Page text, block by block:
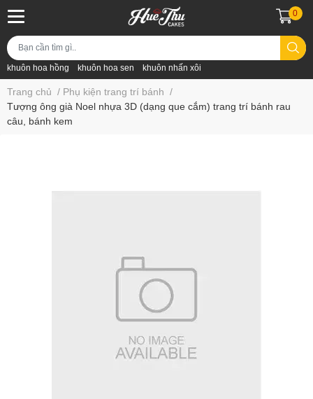
khuôn hoa hồng khuôn hoa sen khuôn nhấn xôi
0
Trang chủ / Phụ kiện trang trí bánh /
Tượng ông già Noel nhựa 3D (dạng que cắm) trang trí bánh rau
câu, bánh kem